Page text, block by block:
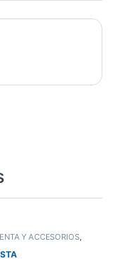
Y ACCESORIOS,